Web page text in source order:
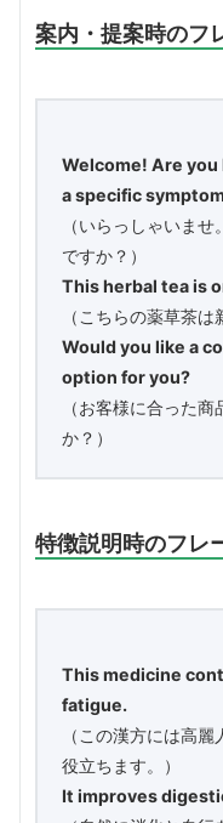
案内・提案時のフ
Welcome! Are
a specific
（いらっしゃいま
ですか？）
This herbal tea is
（こちらの薬草茶は
Would you like a
option for you?
（お客様に合った
か？）
特徴説明時のフレ
This medicine
fatigue.
（この漢方には高
役立ちます。）
It improves